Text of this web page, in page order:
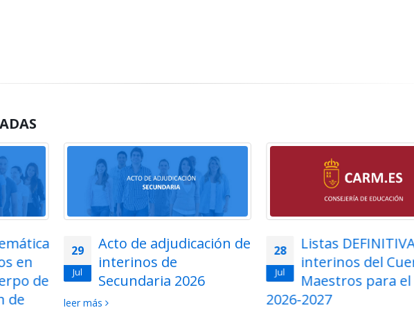
de
28
Jul
Listas DEFINITIVAS de
interinos del Cuerpo de
Maestros para el curso
2026-2027
27
Jul
Adjudicación
para
Cuerpo de
la Región de Murcia